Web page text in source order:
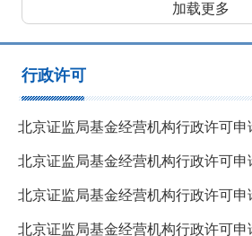
加载更多
行政许可